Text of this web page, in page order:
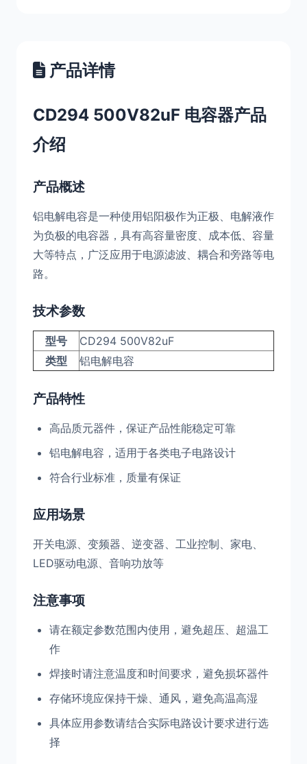
产品详情
CD294 500V82uF 电容器产品
介绍
产品概述
铝电解电容是一种使用铝阳极作为正极、电解液作
为负极的电容器，具有高容量密度、成本低、容量
大等特点，广泛应用于电源滤波、耦合和旁路等电
路。
技术参数
型号
CD294 500V82uF
类型
铝电解电容
产品特性
高品质元器件，保证产品性能稳定可靠
铝电解电容，适用于各类电子电路设计
符合行业标准，质量有保证
应用场景
开关电源、变频器、逆变器、工业控制、家电、
LED驱动电源、音响功放等
注意事项
请在额定参数范围内使用，避免超压、超温工
作
焊接时请注意温度和时间要求，避免损坏器件
存储环境应保持干燥、通风，避免高温高湿
具体应用参数请结合实际电路设计要求进行选
择